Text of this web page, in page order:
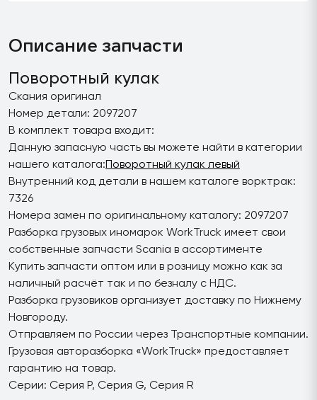
Описание запчасти
Поворотный кулак
Скания оригинал
Номер детали: 2097207
В комплект товара входит:
Данную запасную часть вы можете найти в категории
нашего каталога:Поворотный кулак левый
Внутренний код детали в нашем каталоге ворктрак:
7326
Номера замен по оригинальному каталогу: 2097207
Разборка грузовых иномарок WorkTruck имеет свои
собственные запчасти Scania в ассортименте
Купить запчасти оптом или в розницу можно как за
наличный расчёт так и по безналу с НДС.
Разборка грузовиков организует доставку по Нижнему
Новгороду.
Отправляем по России через Транспортные компании.
Грузовая авторазборка «WorkTruck» предоставляет
гарантию на товар.
Серии: Серия P, Серия G, Серия R